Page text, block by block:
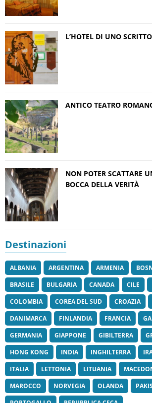
L’HOTEL DI UNO
ANTICO TEATRO
NON POTER SCATTARE
BOCCA DELLA VERITÀ
Destinazioni
ALBANIA ARGENTINA ARMENIA
BRASILE
BULGARIA CANADA CILE
COLOMBIA
COREA DEL SUD CROAZIA
DANIMARCA
FINLANDIA FRANCIA
GERMANIA
GIAPPONE GIBILTERRA
HONG KONG
INDIA INGHILTERRA
ITALIA
LETTONIA LITUANIA
MAROCCO
NORVEGIA OLANDA